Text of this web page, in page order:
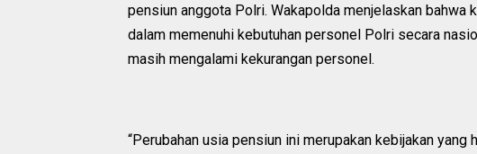
pensiun anggota Polri. Wakapolda menjelaskan
dalam memenuhi kebutuhan personel Polri secara
masih mengalami kekurangan personel.
“Perubahan usia pensiun ini merupakan kebijakan